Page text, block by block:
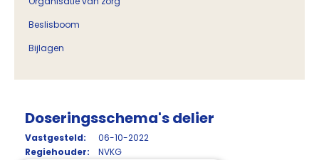
Beslisboom
Bijlagen
Doseringsschema's delier
Vastgesteld:
06-10-2022
Regiehouder:
NVKG